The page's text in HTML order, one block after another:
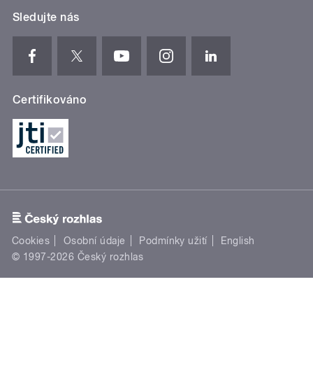
Sledujte nás
Certifikováno
Cookies Osobní údaje Podmínky užití
English
© 1997-2026 Český rozhlas